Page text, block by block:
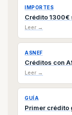
IMPORTES
Crédito 1300€
Leer →
ASNEF
Créditos con
Leer →
GUÍA
Primer crédito